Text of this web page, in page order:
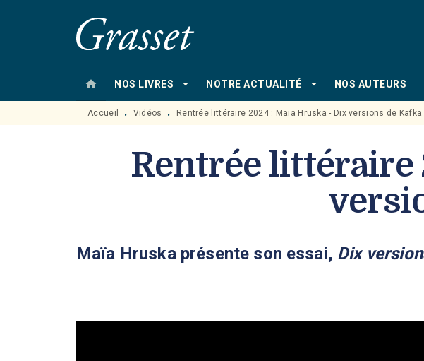
MENU RECHERCHE
home NOS LIVRES arrow_drop_down NOTRE ACTUALITÉ arrow_drop_down NOS AUTEURS
Accueil • Vidéos • Rentrée littéraire 2024 : Maïa Hruska - Dix versions de Kafka
Rentrée littéraire
Maïa Hruska présente son essai, Dix